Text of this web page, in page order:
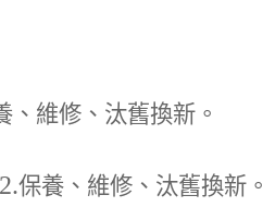
、維修、汰舊換新。
2.保養、維修、汰舊換新。